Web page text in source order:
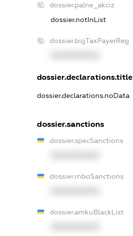
dossier.palne_akciz
dossier.notInList
dossier.bigTaxPayerReg
dossier.declarations.title
dossier.declarations.noData
dossier.sanctions
dossier.specSanctions
dossier.rnboSanctions
dossier.amkuBlackList